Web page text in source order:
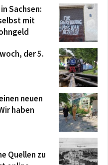
Sachsen:
mit
der 5.
neuen
haben
Quellen zu